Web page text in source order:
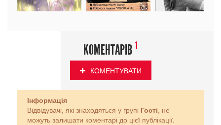
КОМЕНТАРІВ 1
КОМЕНТУВАТИ
Інформація
Відвідувачі, які знаходяться у групі Гості, не
можуть залишати коментарі до цієї публікації.